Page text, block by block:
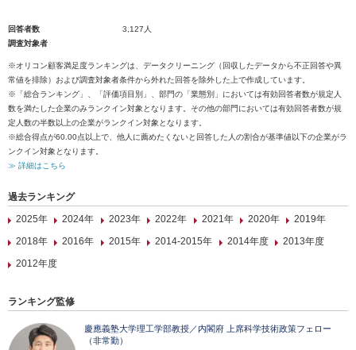
回答者数
3,127人
調査対象者
※オリコン顧客満足度ランキングは、データクリーニング（回収したデータから不正回答や異
常値を排除）および調査対象者条件から外れた回答を除外した上で作成しています。
※「総合ランキング」、「評価項目別」、部門の「業態別」においては有効回答者数が規定人
数を満たした企業のみランクイン対象となります。その他の部門においては有効回答者数が規
定人数の半数以上の企業がランクイン対象となります。
※総合得点が60.00点以上で、他人に薦めたくないと回答した人の割合が基準値以下の企業がラ
ンクイン対象となります。
≫ 詳細はこちら
過去ランキング
2025年
2024年 2023年 2022年 2021年 2020年
2019年
2018年
2016年 2015年 2014-2015年 2014年度
2013年度
2012年度
ランキング監修
慶應義塾大学理工学部教授／内閣府 上席科学技術政策フェロー
（非常勤）